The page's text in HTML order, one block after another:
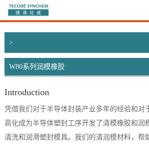
>
W80系列润模橡胶
Introduction
凭借我们对于半导体封装产业多年的经验和对
高化成为半导体塑封工序开发了清模橡胶和润
清洗和润滑塑封模具。我们的清润模材料，帮